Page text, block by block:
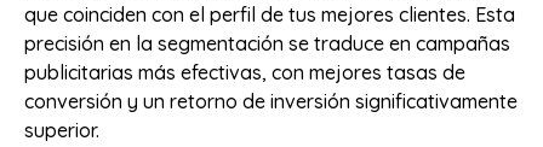
que coinciden con el perfil de tus mejores clientes. Esta
precisión en la segmentación se traduce en campañas
publicitarias más efectivas, con mejores tasas de
conversión y un retorno de inversión significativamente
superior.